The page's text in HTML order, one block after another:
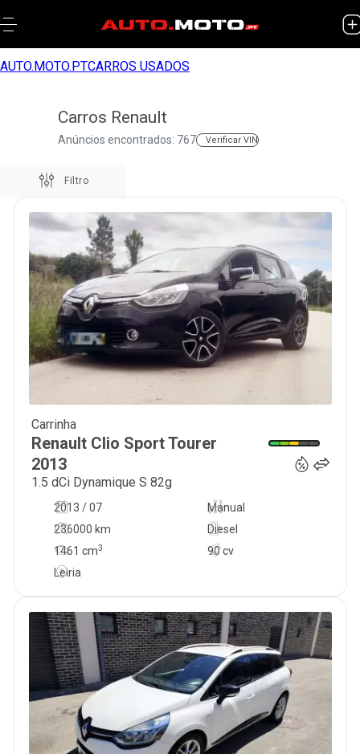
AUTO.MOTO.PTCARROS USADOS
Carros Renault
Anúncios encontrados: 767 Verificar VIN
Filtro
Carrinha
Renault Clio Sport Tourer
2013
1.5 dCi Dynamique S 82g
2013 / 07
Manual
236000 km
90 cv
Diesel
1461 cm3
Leiria